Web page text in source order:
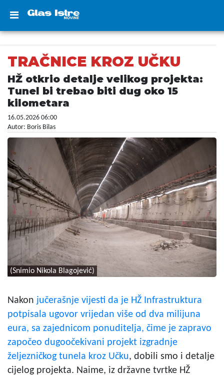
TRAČNICE KROZ UČKU
HŽ otkrio detalje velikog projekta:
Tunel bi trebao biti dug oko 15
kilometara
16.05.2026 06:00
Autor: Boris Bilas
(Snimio Nikola Blagojević)
Nakon jučerašnje vijesti da je HŽ Infrastruktura
potpisala ugovor vrijedan više od dva milijuna
eura, sa zajednicom ponuditelja, čime je zapravo
započeo dugoočekivani projekt izgradnje
željezničkog tunela kroz Učku, dobili smo i detalje
cijelog projekta. Naime, iz državne tvrtke HŽ